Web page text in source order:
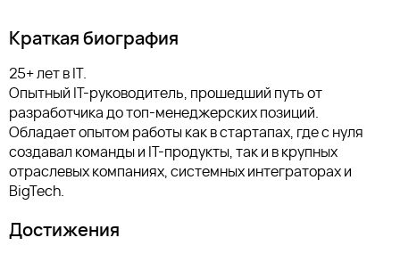
Краткая биография
25+ лет в IT.
Опытный IT-руководитель, прошедший путь от
разработчика до топ-менеджерских позиций.
Обладает опытом работы как в стартапах, где с нуля
создавал команды и IT-продукты, так и в крупных
отраслевых компаниях, системных интеграторах и
BigTech.
Достижения